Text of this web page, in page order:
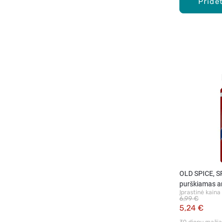
OLD SPICE,
purškiamas
ml.
Įprastinė kaina
5,24 €
6,99 €